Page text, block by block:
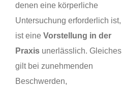
denen eine körperliche
Untersuchung erforderlich ist,
ist eine Vorstellung in der
Praxis unerlässlich. Gleiches
gilt bei zunehmenden
Beschwerden,